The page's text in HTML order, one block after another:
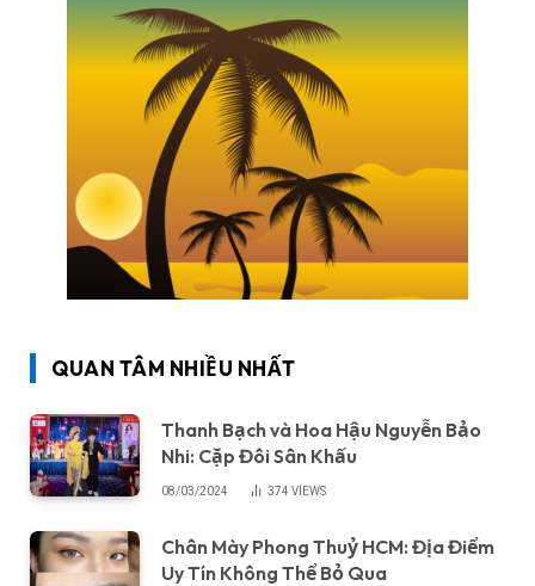
QUAN TÂM NHIỀU NHẤT
Thanh Bạch và Hoa Hậu Nguyễn Bảo
Nhi: Cặp Đôi Sân Khấu
08/03/2024 374 VIEWS
Chân Mày Phong Thuỷ HCM: Địa Điểm
Uy Tín Không Thể Bỏ Qua